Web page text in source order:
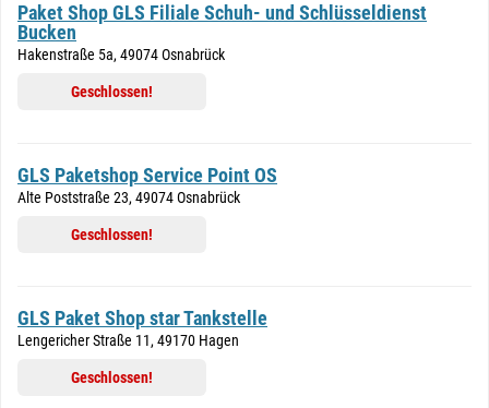
Paket Shop GLS Filiale Schuh- und Schlüsseldienst
Bucken
Hakenstraße 5a, 49074 Osnabrück
Geschlossen!
GLS Paketshop Service Point OS
Alte Poststraße 23, 49074 Osnabrück
Geschlossen!
GLS Paket Shop star Tankstelle
Lengericher Straße 11, 49170 Hagen
Geschlossen!